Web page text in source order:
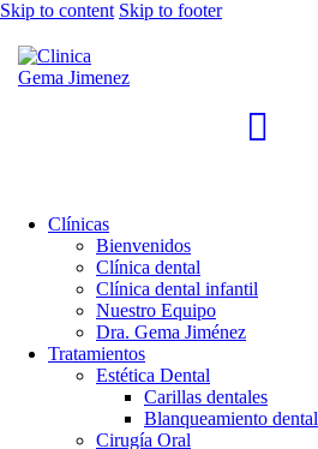
Skip to content Skip to footer
Clínicas
Bienvenidos
Clínica dental
Clínica dental infantil
Nuestro Equipo
Dra. Gema Jiménez
Tratamientos
Estética Dental
Carillas dentales
Blanqueamiento dental
Cirugía Oral